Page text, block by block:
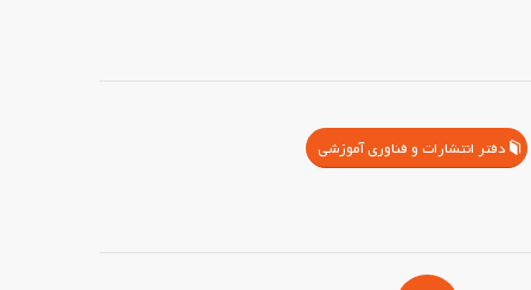
دفتر انتشارات و فناوری آموزشی